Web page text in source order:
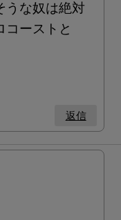
うな奴は絶対
コーストと
返信